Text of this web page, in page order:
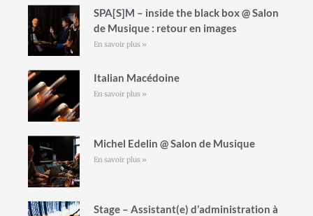
SPA[S]M – inside the black box @ Salon
de Musique : retour en images
En savoir plus »
Italian Macédoine
En savoir plus »
Michel Edelin @ Salon de Musique
En savoir plus »
Stage – Assistant(e) d’administration à